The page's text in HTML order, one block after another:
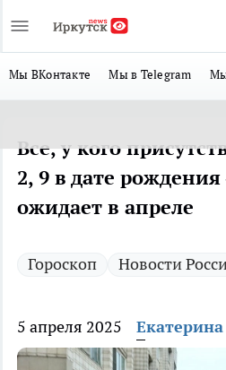
Мы ВКонтакте Мы в Telegram
Все, у кого
2, 9 в дате рождения
ожидает в апреле
Гороскоп Новости
5 апреля 2025